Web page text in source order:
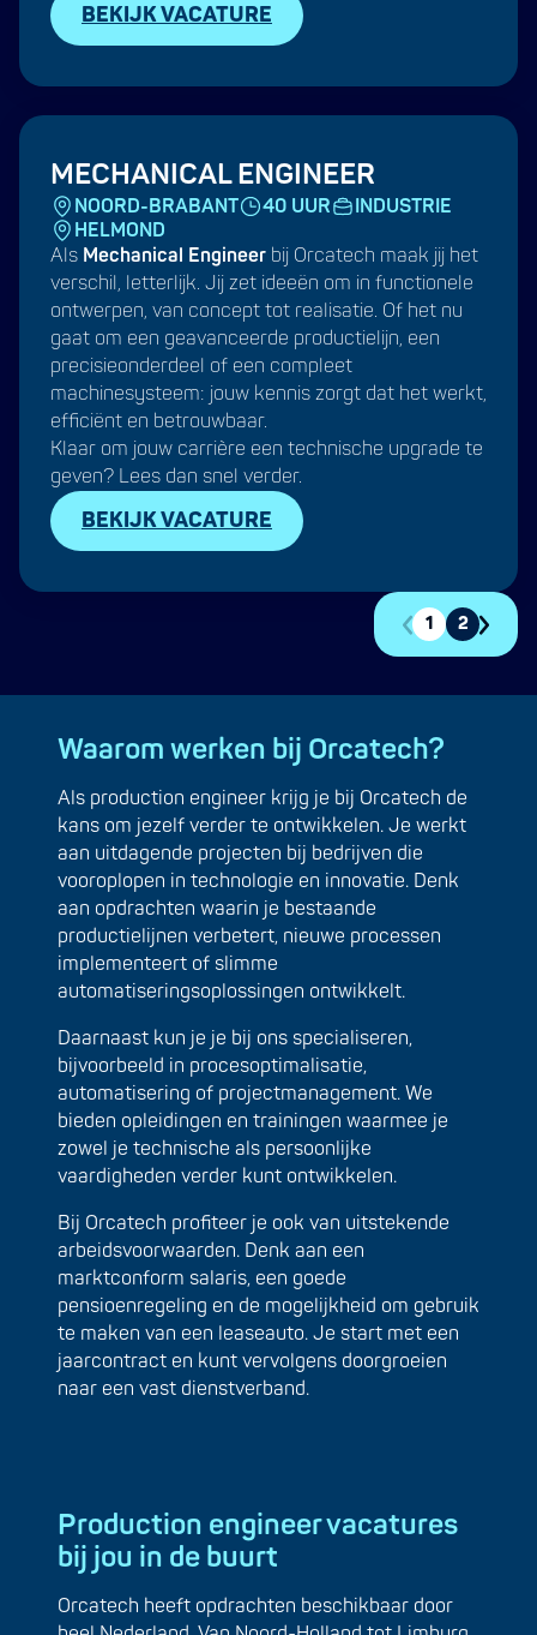
BEKIJK VACATURE
MECHANICAL ENGINEER
NOORD-BRABANT 40 UUR
INDUSTRIE
HELMOND
Als Mechanical Engineer bij Orcatech maak jij het
verschil, letterlijk. Jij zet ideeën om in functionele
ontwerpen, van concept tot realisatie. Of het nu
gaat om een geavanceerde productielijn, een
precisieonderdeel of een compleet
machinesysteem: jouw kennis zorgt dat het werkt,
efficiënt en betrouwbaar.
Klaar om jouw carrière een technische upgrade te
geven? Lees dan snel verder.
BEKIJK VACATURE
1 2
Waarom werken bij Orcatech?
Als production engineer krijg je bij Orcatech de
kans om jezelf verder te ontwikkelen. Je werkt
aan uitdagende projecten bij bedrijven die
vooroplopen in technologie en innovatie. Denk
aan opdrachten waarin je bestaande
productielijnen verbetert, nieuwe processen
implementeert of slimme
automatiseringsoplossingen ontwikkelt.
Daarnaast kun je je bij ons specialiseren,
bijvoorbeeld in procesoptimalisatie,
automatisering of projectmanagement. We
bieden opleidingen en trainingen waarmee je
zowel je technische als persoonlijke
vaardigheden verder kunt ontwikkelen.
Bij Orcatech profiteer je ook van uitstekende
arbeidsvoorwaarden. Denk aan een
marktconform salaris, een goede
pensioenregeling en de mogelijkheid om gebruik
te maken van een leaseauto. Je start met een
jaarcontract en kunt vervolgens doorgroeien
naar een vast dienstverband.
Production engineer vacatures
bij jou in de buurt
Orcatech heeft opdrachten beschikbaar door